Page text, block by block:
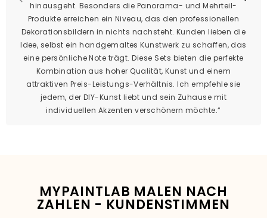
hinausgeht. Besonders die Panorama- und Mehrteil-
Produkte erreichen ein Niveau, das den professionellen
Dekorationsbildern in nichts nachsteht. Kunden lieben die
Idee, selbst ein handgemaltes Kunstwerk zu schaffen, das
eine persönliche Note trägt. Diese Sets bieten die perfekte
Kombination aus hoher Qualität, Kunst und einem
attraktiven Preis-Leistungs-Verhältnis. Ich empfehle sie
jedem, der DIY-Kunst liebt und sein Zuhause mit
individuellen Akzenten verschönern möchte.“
MYPAINTLAB MALEN NACH
ZAHLEN - KUNDENSTIMMEN